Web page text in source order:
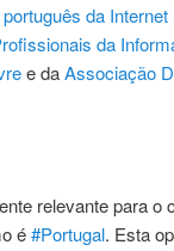
da Internet
da
e daAssociação
relevante para o
é#Portugal. Esta